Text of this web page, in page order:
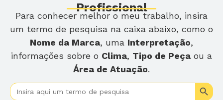
Profissional
Para conhecer melhor o meu trabalho, insira
um termo de pesquisa na caixa abaixo, como o
Nome da Marca, uma Interpretação,
informações sobre o Clima, Tipo de Peça ou a
Área de Atuação.
Search
for: